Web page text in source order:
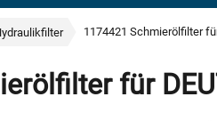
1174421 Schmierölfilter
für